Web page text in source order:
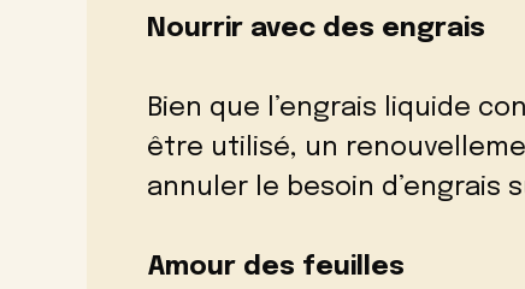
Nourrir avec des engrais
Bien que l’engrais liquide
être utilisé, un
annuler le besoin d’engrais
Amour des feuilles